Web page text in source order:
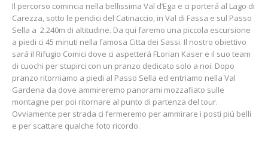
Il percorso comincia nella bellissima Val d’Ega e ci porterá al Lago di
Carezza, sotto le pendici del Catinaccio, in Val di Fassa e sul Passo
Sella a 2.240m di altitudine. Da qui faremo una piccola escursione
a piedi ci 45 minuti nella famosa Citta dei Sassi. Il nostro obiettivo
sará il Rifugio Comici dove ci aspetterá FLorian Kaser e il suo team
di cuochi per stupirci con un pranzo dedicato solo a noi. Dopo
pranzo ritorniamo a piedi al Passo Sella ed entriamo nella Val
Gardena da dove ammireremo panorami mozzafiato sulle
montagne per poi ritornare al punto di partenza del tour.
Ovviamente per strada ci fermeremo per ammirare i posti piú belli
e per scattare qualche foto ricordo.